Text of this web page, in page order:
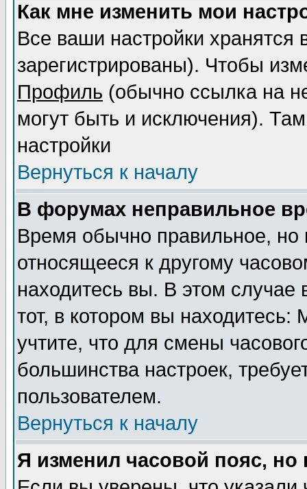
Как мне изменить мои
Все ваши настройки
зарегистрированы). Чтобы
Профиль (обычно ссылка на
могут быть и исключения).
настройки
Вернуться к началу
В форумах неправильное
Время обычно правильное,
относящееся к другому
находитесь вы. В этом
тот, в котором вы
учтите, что для смены
большинства настроек,
пользователем.
Вернуться к началу
Я изменил часовой пояс,